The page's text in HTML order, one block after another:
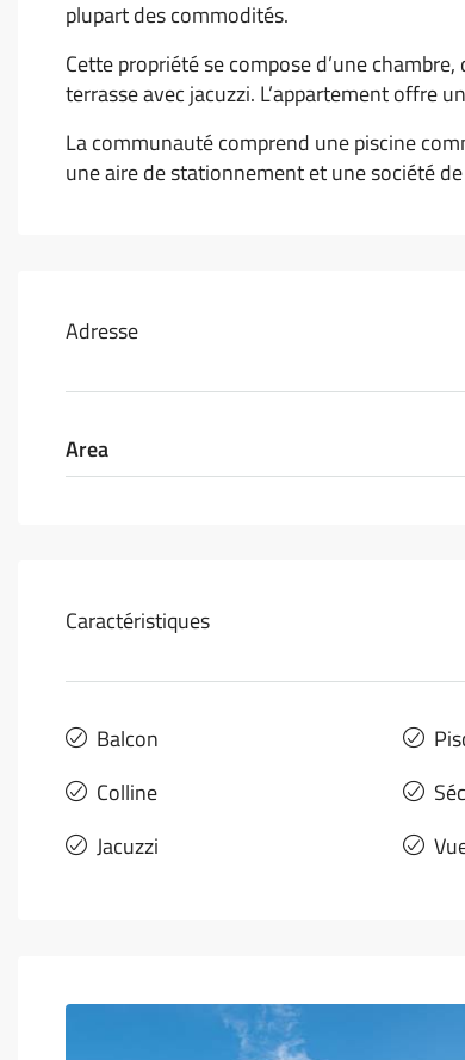
plupart des commodités.
Cette propriété se compose d’une
terrasse avec jacuzzi. L’appartement offre
La communauté comprend une piscine
une aire de stationnement et une société
Adresse
Area
Caractéristiques
Balcon
Colline
Jacuzzi